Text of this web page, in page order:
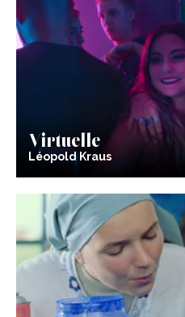
Virtuelle
Léopold Kraus